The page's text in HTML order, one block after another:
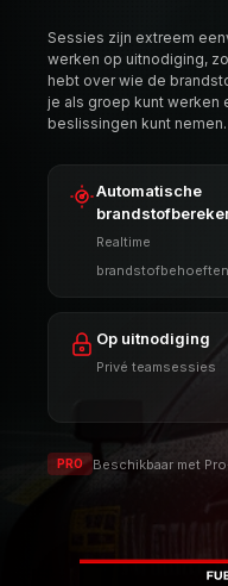
Sessies zijn extreem
werken op uitnodiging,
hebt over wie de
je als groep kunt werken
beslissingen kunt nemen.
Automatische
Realtime
brandstofbehoeften
Op uitnodiging
Privé teamsessies
PRO Beschikbaar met